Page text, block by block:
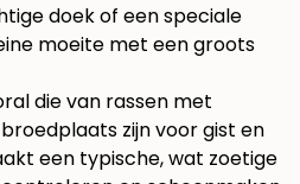
doek of een speciale
moeite met een groots
die van rassen met
zijn voor gist en
een typische, wat zoetige